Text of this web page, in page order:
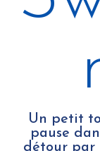
Un petit
pause
détour par